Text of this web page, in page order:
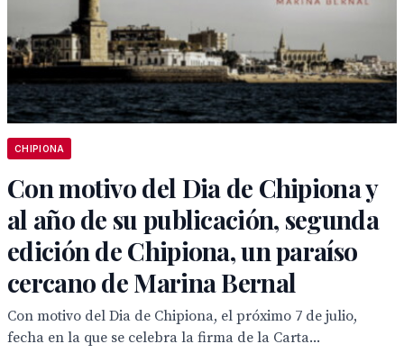
CHIPIONA
Con motivo del Dia de Chipiona y
al año de su publicación, segunda
edición de Chipiona, un paraíso
cercano de Marina Bernal
Con motivo del Dia de Chipiona, el próximo 7 de julio,
fecha en la que se celebra la firma de la Carta...